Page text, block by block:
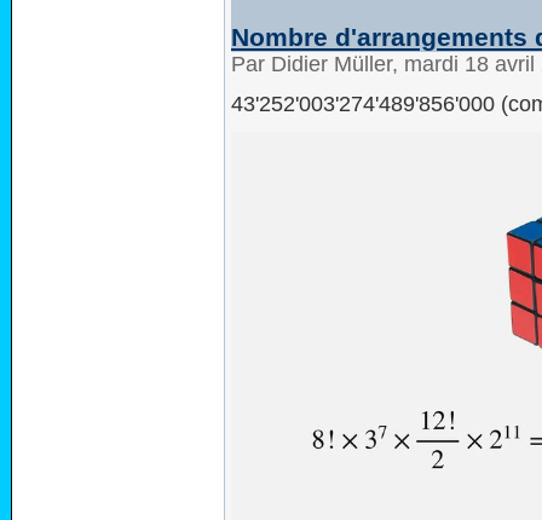
Nombre d'arrangements
Par Didier Müller, mardi 18
43'252'003'274'489'856'000